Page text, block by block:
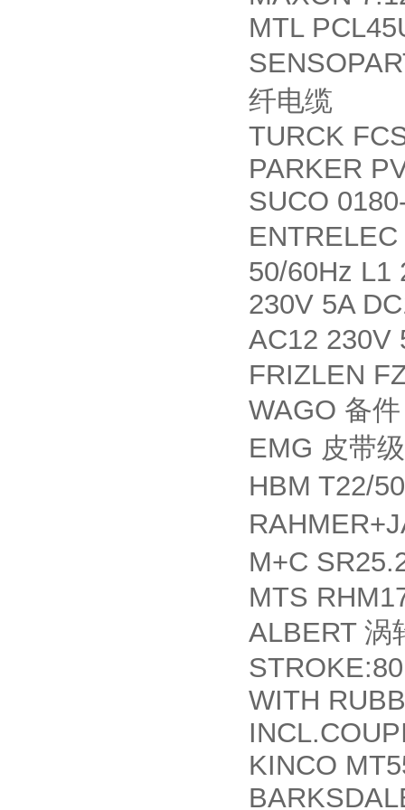
MTL
纤电缆
TURCK
PARKER
SUCO
ENTRELEC
50/60Hz L1
230V 5A
AC12 230V
FRIZLEN
WAGO 备件
EMG 皮带
HBM T22/
M+C
MTS
ALBERT 涡
WITH
KINCO